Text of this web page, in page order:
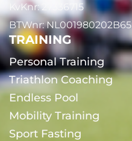
KvKnr: 27336715
BTWnr: NL001980202B65
TRAINING
Personal Training
Triathlon Coaching
Endless Pool
Mobility Training
Sport Fasting